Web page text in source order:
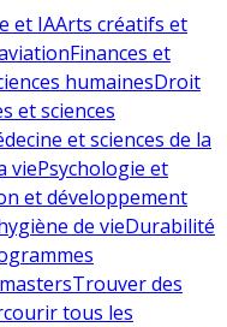
et IAArts créatifs et
Finances et
humainesDroit
et sciences
et sciences de la
viePsychologie et
et développement
de vieDurabilité
Trouver des
tous les